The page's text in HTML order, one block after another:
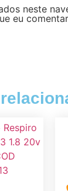
neste
eu